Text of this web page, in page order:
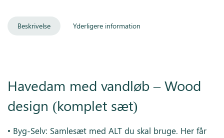
Beskrivelse Yderligere information
Havedam med vandløb – Wood
design (komplet sæt)
• Byg-Selv: Samlesæt med ALT du skal bruge. Her får